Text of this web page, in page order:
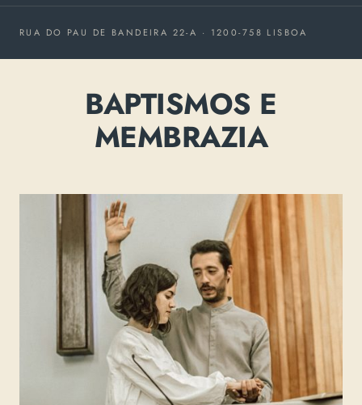
RUA DO PAU DE BANDEIRA 22-A · 1200-758 LISBOA
BAPTISMOS E
MEMBRAZIA